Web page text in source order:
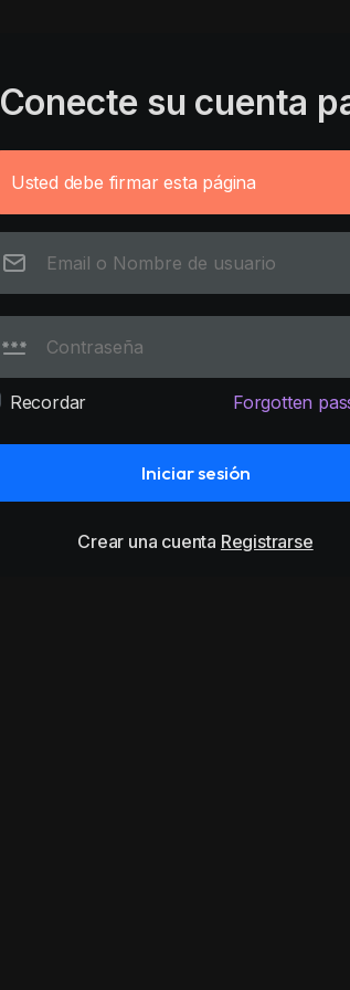
Conecte su cuenta
Usted debe firmar esta página
Recordar Forgotten
Iniciar sesión
Crear una cuenta Registrarse